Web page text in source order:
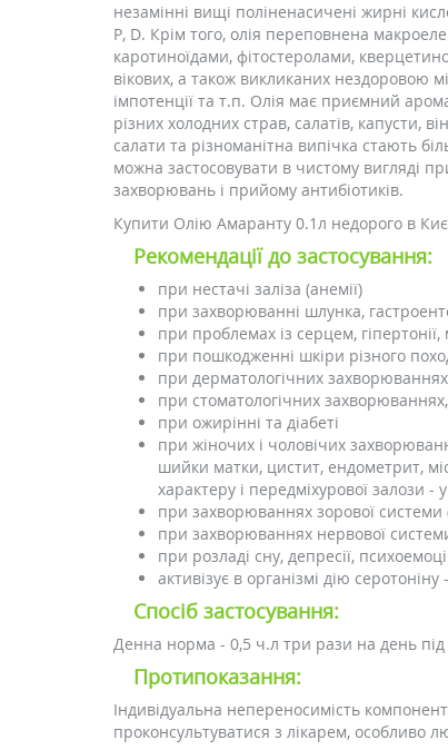
незамінні вищі поліненасичені жирні
Р, D. Крім того, олія переповнена
каротиноїдами, фітостеролами,
вікових, а також викликаних нездоровою
імпотенції та т.п. Олія має приємний
різних холодних страв, салатів, капусти,
салати та різноманітна випічка стають
можна застосовувати в чистому вигляді
захворювань і прийому антибіотиків.
Купити Олію Амаранту 0.1л недорого в
Рекомендації до застосування:
при нестачі заліза (анемії)
при захворюванні шлунка,
при проблемах із серцем,
при пошкодженні шкіри різного
при дерматологічних
при стоматологічних
при ожирінні та діабеті
при жіночих і чоловічих
шийки матки, цистит, ендометрит,
характеру і передміхурової залози - у
при захворюваннях зорової системи
при захворюваннях нервової
при розладі сну, депресії,
активізує в організмі дію
Спосіб застосування:
Денна норма - 0,5 ч.л три рази на день
Протипоказання:
Індивідуальна непереносимість
проконсультуватися з лікарем, особливо